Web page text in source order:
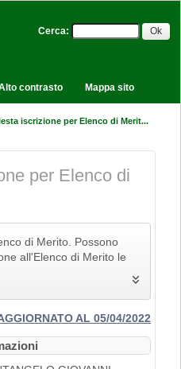
Cerca:
contrasto Mappa sito
iscrizione per Elenco di Merit...
per Elenco di
di Merito. Possono
all'Elenco di Merito le
in possesso dei Codici
relativi alle lettere F e R, di
attività economiche Ateco
AL 05/04/2022